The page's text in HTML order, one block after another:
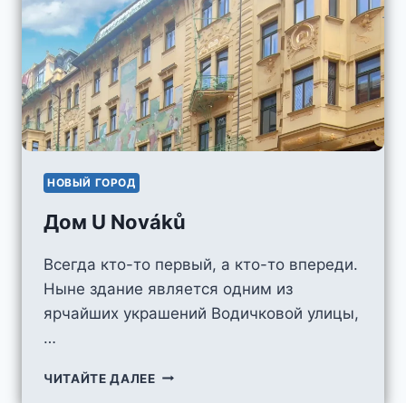
НОВЫЙ ГОРОД
Дом U Nováků
Всегда кто-то первый, а кто-то впереди.
Ныне здание является одним из
ярчайших украшений Водичковой улицы,
…
ЧИТАЙТЕ ДАЛЕЕДОМ